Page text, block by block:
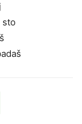
sto